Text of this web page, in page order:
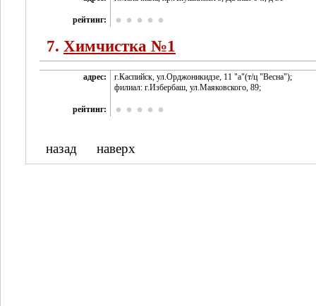
рейтинг:
7. Химчистка №1
адрес:
г.Каспийск, ул.Орджоникидзе, 11 "а"(т/ц "Весна");
филиал: г.Избербаш, ул.Маяковского, 89;
рейтинг:
назад наверх